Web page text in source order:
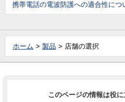
携帯電話の電波防護への適合性につ
ホーム 製品 店舗の選択
このページの情報は役